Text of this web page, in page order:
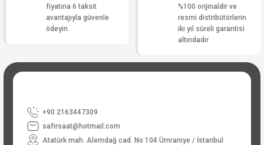
fiyatına 6 taksit
avantajıyla güvenle
ödeyin.
%100 orijinaldir ve
resmi distribütörlerin
iki yıl süreli garantisi
altındadır
+90 2163447309
safirsaat@hotmail.com
Atatürk mah. Alemdağ cad. No 104 Ümraniye / İstanbul